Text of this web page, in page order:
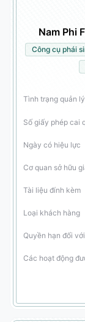
Nam Phi
Công cụ phái
Tình trạng quản lý
Số giấy phép cai
Ngày có hiệu lực
Cơ quan sở hữu
Tài liệu đính kèm
Loại khách hàng
Quyền hạn đối
Các hoạt động